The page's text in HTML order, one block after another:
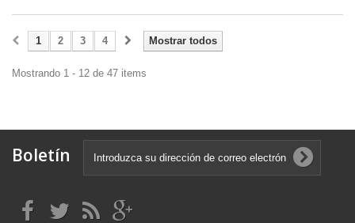
Mostrar todos
1 2 3 4
Mostrando 1 - 12 de 47 items
Boletín